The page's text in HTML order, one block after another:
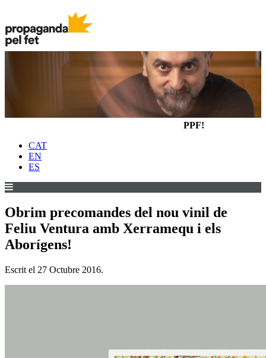
PPF!
CAT
EN
ES
Obrim precomandes del nou vinil de
Feliu Ventura amb Xerramequ i els
Aborígens!
Escrit el 27 Octubre 2016.